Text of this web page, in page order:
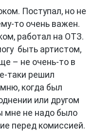
Поступал, но не
то очень важен.
работал на ОТЗ.
быть артистом,
– не очень-то в
таки решил
когда был
или другом
мне не надо было
перед комиссией.